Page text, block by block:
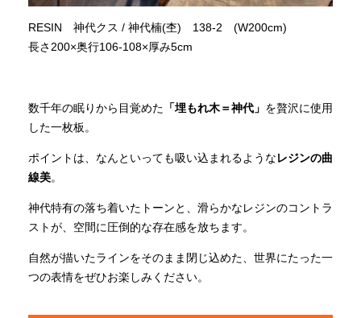
RESIN 神代クス / 神代楠(杢) 138-2 (W200cm)
長さ200×奥行106-108×厚み5cm
数千年の眠りから目覚めた 「埋もれ木＝神代」 を贅沢に使用
した一枚板。
ポイントは、なんといっても吸い込まれるようなレジンの曲
線美。
神代特有の落ち着いたトーンと、滑らかなレジンのコントラ
ストが、空間に圧倒的な存在感を放ちます。
自然が描いたラインをそのまま閉じ込めた、世界にたった一
つの表情をぜひお楽しみください。